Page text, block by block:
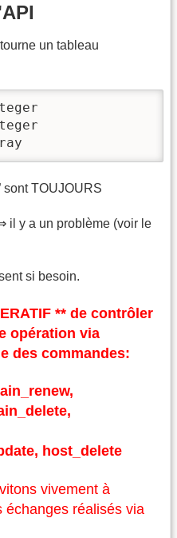
un tableau
sont TOUJOURS
il y a un problème (voir le
si besoin.
** de contrôler
opération via
des commandes:
host_delete
vivement à
échanges réalisés via